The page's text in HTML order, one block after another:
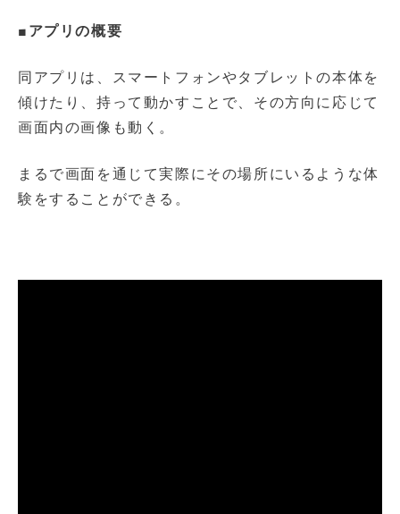
■アプリの概要
同アプリは、スマートフォンやタブレットの本体を
傾けたり、持って動かすことで、その方向に応じて
画面内の画像も動く。
まるで画面を通じて実際にその場所にいるような体
験をすることができる。